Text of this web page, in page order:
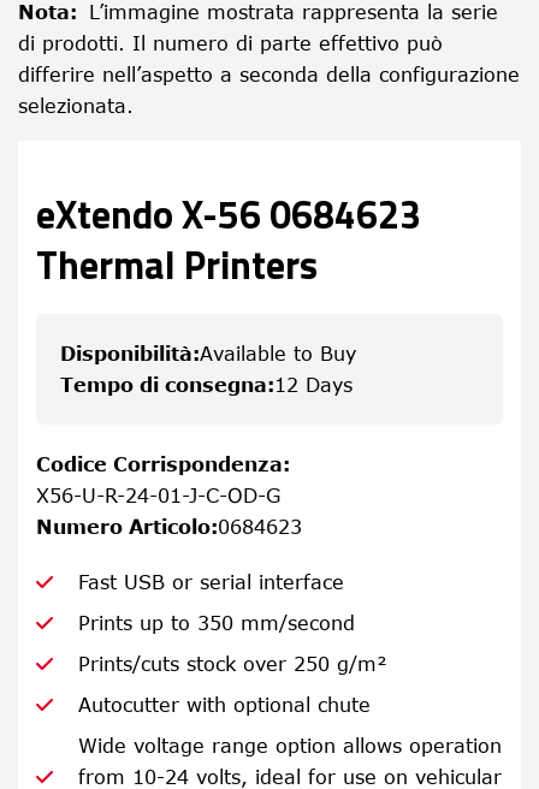
Nota: L’immagine mostrata rappresenta la serie
di prodotti. Il numero di parte effettivo può
differire nell’aspetto a seconda della configurazione
selezionata.
eXtendo X-56 0684623
Thermal Printers
Disponibilità:Available to Buy
Tempo di consegna:12 Days
Codice Corrispondenza:
X56-U-R-24-01-J-C-OD-G
Numero Articolo:0684623
Fast USB or serial interface
Prints up to 350 mm/second
Prints/cuts stock over 250 g/m²
Autocutter with optional chute
Wide voltage range option allows operation
from 10-24 volts, ideal for use on vehicular